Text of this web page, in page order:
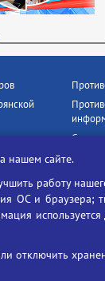
БГУ
нашем сайте.
работу
и браузера;
отключить